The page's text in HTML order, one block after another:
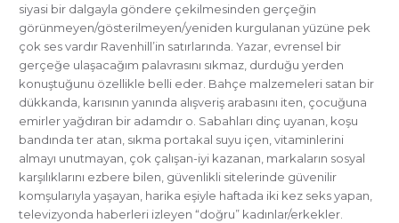
siyasi bir dalgayla göndere çekilmesinden gerçeğin
görünmeyen/gösterilmeyen/yeniden kurgulanan yüzüne pek
çok ses vardır Ravenhill’in satırlarında. Yazar, evrensel bir
gerçeğe ulaşacağım palavrasını sıkmaz, durduğu yerden
konuştuğunu özellikle belli eder. Bahçe malzemeleri satan bir
dükkanda, karısının yanında alışveriş arabasını iten, çocuğuna
emirler yağdıran bir adamdır o. Sabahları dinç uyanan, koşu
bandında ter atan, sıkma portakal suyu içen, vitaminlerini
almayı unutmayan, çok çalışan-iyi kazanan, markaların sosyal
karşılıklarını ezbere bilen, güvenlikli sitelerinde güvenilir
komşularıyla yaşayan, harika eşiyle haftada iki kez seks yapan,
televizyonda haberleri izleyen “doğru” kadınlar/erkekler.